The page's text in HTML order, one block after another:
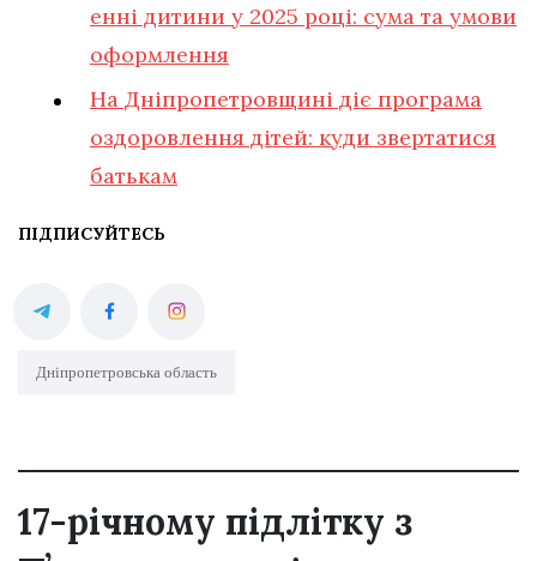
енні дитини у 2025 році: сума та умови
оформлення
На Дніпропетровщині діє програма
оздоровлення дітей: куди звертатися
батькам
ПІДПИСУЙТЕСЬ
Дніпропетровська область
17-річному підлітку з